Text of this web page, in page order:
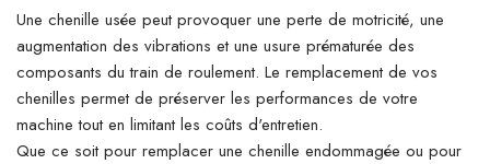
Une chenille usée peut provoquer une perte de motricité, une
augmentation des vibrations et une usure prématurée des
composants du train de roulement. Le remplacement de vos
chenilles permet de préserver les performances de votre
machine tout en limitant les coûts d'entretien.
Que ce soit pour remplacer une chenille endommagée ou pour